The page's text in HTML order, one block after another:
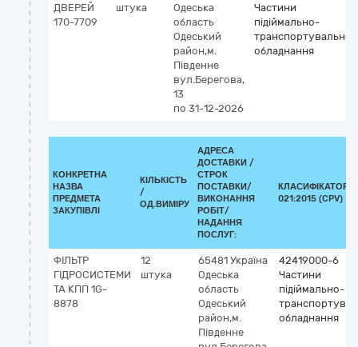
ДВЕРЕЙ
170-7709
штука
Одеська
область
Одеський
район,м.
Південне
вул.Берегова,
13
по 31-12-2026
Частини
підіймально-
обладнання
КОНКРЕТНА
НАЗВА
ПРЕДМЕТА
ЗАКУПІВЛІ
КІЛЬКІСТЬ
/
ОД.ВИМІРУ
АДРЕСА
ДОСТАВКИ /
СТРОК
ПОСТАВКИ/
ВИКОНАННЯ
РОБІТ/
НАДАННЯ
ПОСЛУГ:
КЛАСИФІКАТОР
021:2015 (CPV)
ФІЛЬТР
ГІДРОСИСТЕМИ
ТА КПП 1G-
8878
12
штука
65481 Україна
Одеська
область
Одеський
район,м.
Південне
42419000-6
Частини
підіймально-
обладнання